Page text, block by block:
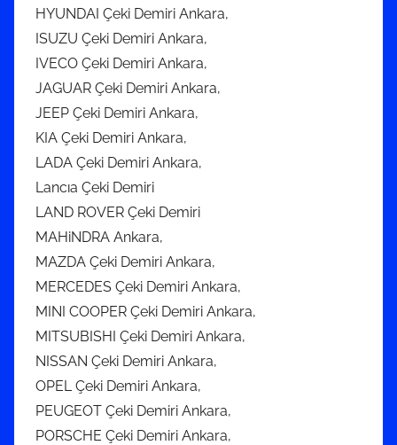
HYUNDAI Çeki Demiri Ankara,
ISUZU Çeki Demiri Ankara,
IVECO Çeki Demiri Ankara,
JAGUAR Çeki Demiri Ankara,
JEEP Çeki Demiri Ankara,
KIA Çeki Demiri Ankara,
LADA Çeki Demiri Ankara,
Lancıa Çeki Demiri
LAND ROVER Çeki Demiri
MAHiNDRA Ankara,
MAZDA Çeki Demiri Ankara,
MERCEDES Çeki Demiri Ankara,
MINI COOPER Çeki Demiri Ankara,
MITSUBISHI Çeki Demiri Ankara,
NISSAN Çeki Demiri Ankara,
OPEL Çeki Demiri Ankara,
PEUGEOT Çeki Demiri Ankara,
PORSCHE Çeki Demiri Ankara,